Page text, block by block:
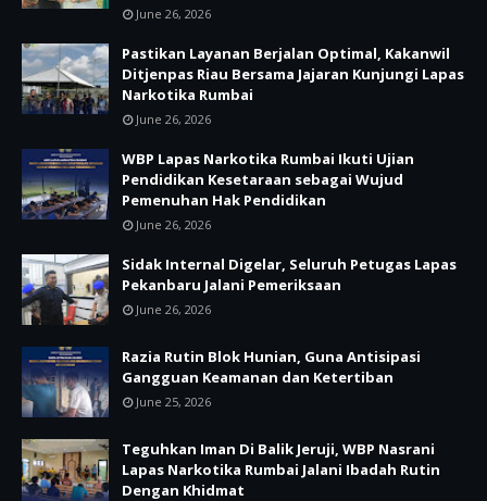
June 26, 2026
Pastikan Layanan Berjalan Optimal, Kakanwil
Ditjenpas Riau Bersama Jajaran Kunjungi Lapas
Narkotika Rumbai
June 26, 2026
WBP Lapas Narkotika Rumbai Ikuti Ujian
Pendidikan Kesetaraan sebagai Wujud
Pemenuhan Hak Pendidikan
June 26, 2026
Sidak Internal Digelar, Seluruh Petugas Lapas
Pekanbaru Jalani Pemeriksaan
June 26, 2026
Razia Rutin Blok Hunian, Guna Antisipasi
Gangguan Keamanan dan Ketertiban
June 25, 2026
Teguhkan Iman Di Balik Jeruji, WBP Nasrani
Lapas Narkotika Rumbai Jalani Ibadah Rutin
Dengan Khidmat